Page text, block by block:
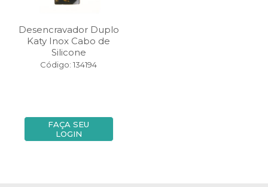
Desencravador Duplo
Katy Inox Cabo de
Silicone
Código: 134194
FAÇA SEU
LOGIN